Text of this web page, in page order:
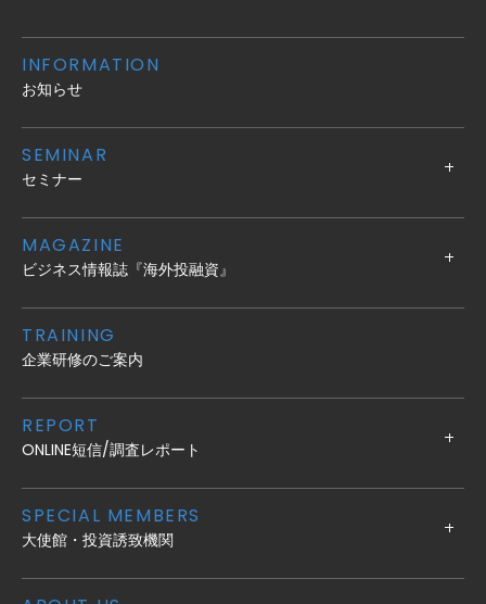
INFORMATION
お知らせ
SEMINAR
セミナー
MAGAZINE
ビジネス情報誌『海外投融資』
TRAINING
企業研修のご案内
REPORT
ONLINE短信/調査レポート
SPECIAL MEMBERS
大使館・投資誘致機関